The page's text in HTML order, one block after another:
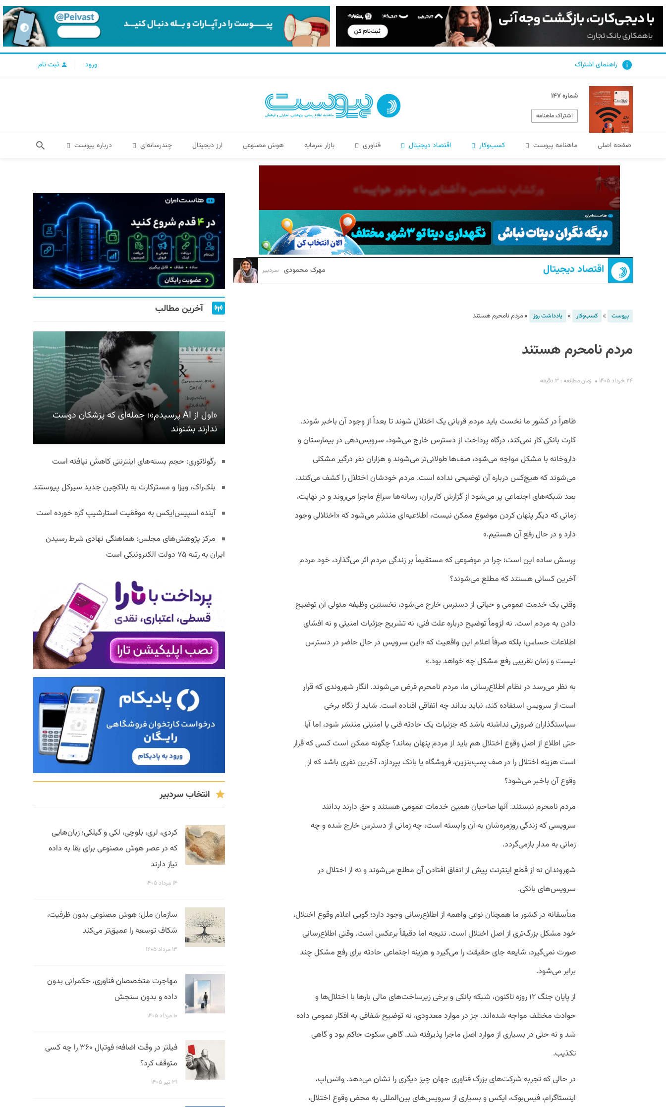
راهنمای اشتراک ورود ثبت نام
شماره ۱۴۷
اشتراک ماهنامه
صفحه اصلی ماهنامه پیوست کسب‌و‌کار اقتصاد دیجیتال فناوری بازار سرمایه هوش مصنوعی ارز دیجیتال چندرسانه‌ای درباره پیوست
اقتصاد دیجیتال مهرک محمودی سردبیر
پیوست » کسب‌و‌کار » یادداشت روز »مردم نامحرم‌ هستند
مردم نامحرم‌ هستند
۲۴ خرداد ۱۴۰۵ زمان مطالعه : ۳ دقیقه
ظاهراً در کشور ما نخست باید مردم قربانی یک اختلال شوند تا بعداً از وجود آن باخبر شوند.
کارت بانکی کار نمی‌کند، درگاه پرداخت از دسترس خارج می‌شود، سرویس‌دهی در بیمارستان و
داروخانه با مشکل مواجه می‌شود، صف‌ها طولانی‌تر می‌شوند و هزاران نفر درگیر مشکلی
می‌شوند که هیچ‌کس درباره آن توضیحی نداده است. مردم خودشان اختلال را کشف می‌کنند،
بعد شبکه‌های اجتماعی پر می‌شود از گزارش کاربران، رسانه‌ها سراغ ماجرا می‌روند و در نهایت،
زمانی که دیگر پنهان کردن موضوع ممکن نیست، اطلاعیه‌ای منتشر می‌شود که «اختلالی وجود
دارد و در حال رفع آن هستیم.»
پرسش ساده این است؛ چرا در موضوعی که مستقیماً بر زندگی مردم اثر می‌گذارد، خود مردم
آخرین کسانی هستند که مطلع می‌شوند؟
وقتی یک خدمت عمومی و حیاتی از دسترس خارج می‌شود، نخستین وظیفه متولی آن توضیح
دادن به مردم است. نه لزوماً توضیح درباره علت فنی، نه تشریح جزئیات امنیتی و نه افشای
اطلاعات حساس؛ بلکه صرفاً اعلام این واقعیت که «این سرویس در حال حاضر در دسترس
نیست و زمان تقریبی رفع مشکل چه خواهد بود.»
به نظر می‌رسد در نظام اطلاع‌رسانی ما، مردم نامحرم فرض می‌شوند. انگار شهروندی که قرار
است از سرویس استفاده کند، نباید بداند چه اتفاقی افتاده است. شاید از نگاه برخی
سیاستگذاران ضرورتی نداشته باشد که جزئیات یک حادثه فنی یا امنیتی منتشر شود، اما آیا
حتی اطلاع از اصل وقوع اختلال هم باید از مردم پنهان بماند؟ چگونه ممکن است کسی که قرار
است هزینه اختلال را در صف پمپ‌بنزین، فروشگاه یا بانک بپردازد، آخرین نفری باشد که از
وقوع آن باخبر می‌شود؟
مردم نامحرم نیستند. آنها صاحبان همین خدمات عمومی هستند و حق دارند بدانند
سرویسی که زندگی روزمره‌شان به آن وابسته است، چه زمانی از دسترس خارج شده و چه
زمانی به مدار بازمی‌گردد.
شهروندان نه از قطع اینترنت پیش از اتفاق افتادن آن مطلع می‌شوند و نه از اختلال در
سرویس‌های بانکی.
متأسفانه در کشور ما همچنان نوعی واهمه از اطلاع‌رسانی وجود دارد؛ گویی اعلام وقوع اختلال،
خود مشکل بزرگ‌تری از اصل اختلال است. نتیجه اما دقیقاً برعکس است. وقتی اطلاع‌رسانی
صورت نمی‌گیرد، شایعه جای حقیقت را می‌گیرد و هزینه اجتماعی حادثه برای رفع مشکل چند
برابر می‌شود.
از پایان جنگ ۱۲ روزه تاکنون، شبکه بانکی و برخی زیرساخت‌های مالی بارها با اختلال‌ها و
حوادث مختلف مواجه شده‌اند. جز در موارد معدودی، نه توضیح شفافی به افکار عمومی داده
شد و نه حتی در بسیاری از موارد اصل ماجرا پذیرفته شد. گاهی سکوت حاکم بود و گاهی
تکذیب.
در حالی که تجربه شرکت‌های بزرگ فناوری جهان چیز دیگری را نشان می‌دهد. واتس‌اپ،
اینستاگرام، فیس‌بوک، ایکس و بسیاری از سرویس‌های بین‌المللی به محض وقوع اختلال،
آخرین مطالب
«اول از AI پرسیدم»؛ جمله‌ای که پزشکان دوست
ندارند بشنوند
رگولاتوری: حجم بسته‌های اینترنتی کاهش نیافته است
بلک‌راک، ویزا و مسترکارت به بلاکچین جدید سیرکل پیوستند
آینده اسپیس‌ایکس به موفقیت استارشیپ گره خورده است
مرکز پژوهش‌های مجلس: هماهنگی نهادی شرط رسیدن
ایران به رتبه ۷۵ دولت الکترونیکی است
انتخاب سردبیر
کردی، لری، بلوچی، لکی و گیلکی؛ زبان‌هایی
که در عصر هوش مصنوعی برای بقا به داده
نیاز دارند
۱۴ مرداد ۱۴۰۵
سازمان ملل: هوش مصنوعی بدون ظرفیت،
شکاف توسعه را عمیق‌تر می‌کند
۱۳ مرداد ۱۴۰۵
مهاجرت متخصصان فناوری، حکمرانی بدون
داده و بدون سنجش
۱۰ مرداد ۱۴۰۵
فیلتر در وقت اضافه؛ فوتبال ۳۶۰ را چه کسی
متوقف کرد؟
۳۱ تیر ۱۴۰۵